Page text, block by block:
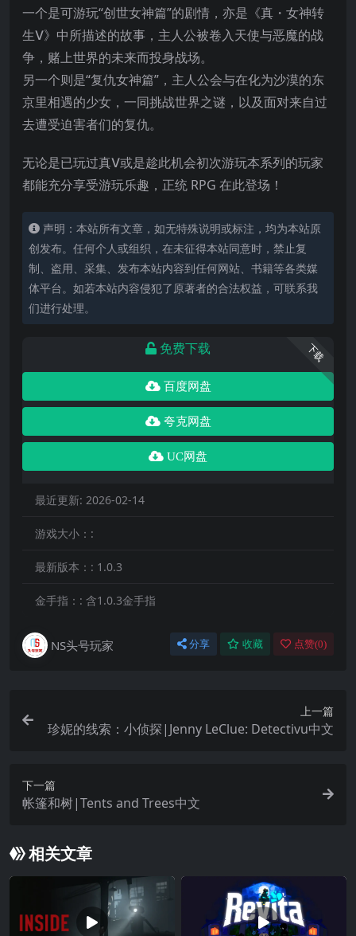
一个是可游玩“创世女神篇”的剧情，亦是《真・女神转
生Ⅴ》中所描述的故事，主人公被卷入天使与恶魔的战
争，赌上世界的未来而投身战场。
另一个则是“复仇女神篇”，主人公会与在化为沙漠的东
京里相遇的少女，一同挑战世界之谜，以及面对来自过
去遭受迫害者们的复仇。
无论是已玩过真Ⅴ或是趁此机会初次游玩本系列的玩家
都能充分享受游玩乐趣， 正统 RPG 在此登场！
声明：本站所有文章，如无特殊说明或标注，均为本站原
创发布。任何个人或组织，在未征得本站同意时，禁止复
制、盗用、采集、发布本站内容到任何网站、书籍等各类媒
体平台。如若本站内容侵犯了原著者的合法权益，可联系我
们进行处理。
下载
免费下载
百度网盘
夸克网盘
UC网盘
最近更新: 2026-02-14
游戏大小：:
最新版本：: 1.0.3
金手指：: 含1.0.3金手指
NS头号玩家 分享 收藏 点赞(0)
上一篇
珍妮的线索：小侦探|Jenny LeClue: Detectivu中文
下一篇
帐篷和树|Tents and Trees中文
相关文章